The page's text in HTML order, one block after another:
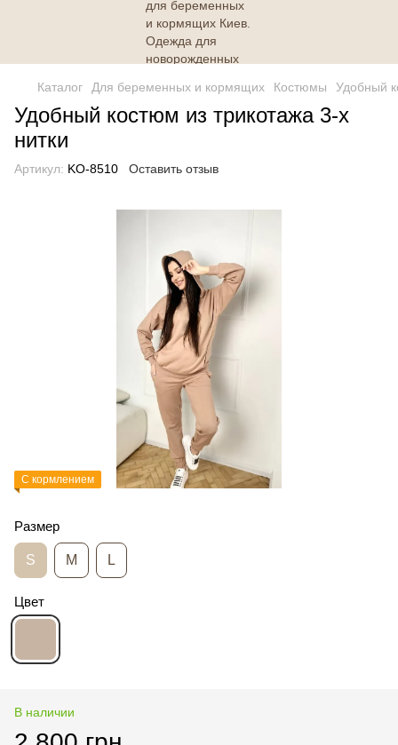
Каталог Для беременных и кормящих Костюмы Удобный
Удобный костюм из трикотажа 3-х
нитки
Артикул: KO-8510 Оставить отзыв
С кормлением
Размер
S M L
Цвет
В наличии